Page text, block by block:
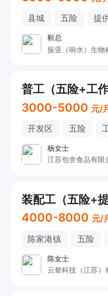
县城 五险 提
靳总
振亚（响水）生物
普工（五险+工
3000-5000 元/
开发区 五险
杨女士
江苏包舍食品有限
装配工（五险+提
4000-8000 元/
陈家港镇 五险
陈女士
云辇科技（江苏）